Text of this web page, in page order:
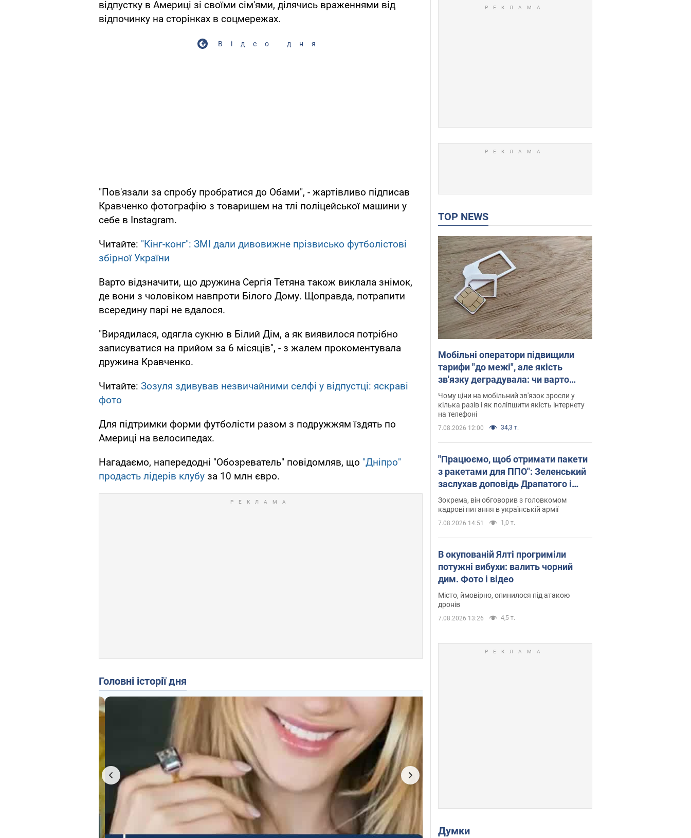
відпустку в Америці зі своїми сім'ями, ділячись враженнями від
відпочинку на сторінках в соцмережах.
Відео дня
"Пов'язали за спробу пробратися до Обами", - жартівливо підписав
Кравченко фотографію з товаришем на тлі поліцейської машини у
себе в Instagram.
Читайте: "Кінг-конг": ЗМІ дали дивовижне прізвисько футболістові
збірної України
Варто відзначити, що дружина Сергія Тетяна також виклала знімок,
де вони з чоловіком навпроти Білого Дому. Щоправда, потрапити
всередину парі не вдалося.
"Вирядилася, одягла сукню в Білий Дім, а як виявилося потрібно
записуватися на прийом за 6 місяців", - з жалем прокоментувала
дружина Кравченко.
Читайте: Зозуля здивував незвичайними селфі у відпустці: яскраві
фото
Для підтримки форми футболісти разом з подружжям їздять по
Америці на велосипедах.
Нагадаємо, напередодні "Обозреватель" повідомляв, що "Дніпро"
продасть лідерів клубу за 10 млн євро.
Головні історії дня
TOP NEWS
Мобільні оператори підвищили
тарифи "до межі", але якість
зв'язку деградувала: чи варто
скаржитись на ціни
Чому ціни на мобільний зв'язок зросли у
кілька разів і як поліпшити якість інтернету
на телефоні
7.08.2026 12:00 34,3 т.
"Працюємо, щоб отримати пакети
з ракетами для ППО": Зеленський
заслухав доповідь Драпатого і
анонсував нові кроки
Зокрема, він обговорив з головкомом
кадрові питання в українській армії
7.08.2026 14:51 1,0 т.
В окупованій Ялті прогриміли
потужні вибухи: валить чорний
дим. Фото і відео
Місто, ймовірно, опинилося під атакою
дронів
7.08.2026 13:26 4,5 т.
Думки